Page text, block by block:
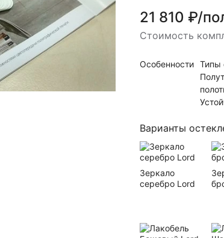
21 810 ₽/
Стоимость
Особенности
Типы
Варианты
Зеркало
серебро Lord